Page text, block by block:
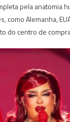
pela anatomia
como Alemanha,
do centro de